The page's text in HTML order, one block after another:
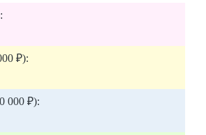
₽):
000 ₽):